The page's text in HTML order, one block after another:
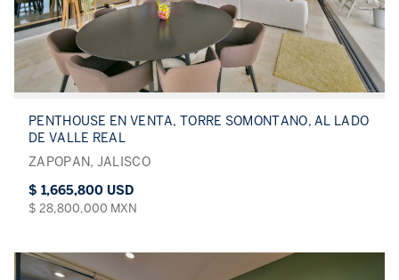
PENTHOUSE EN VENTA, TORRE SOMONTANO, AL LADO
DE VALLE REAL
ZAPOPAN, JALISCO
$ 1,665,800 USD
$ 28,800,000 MXN